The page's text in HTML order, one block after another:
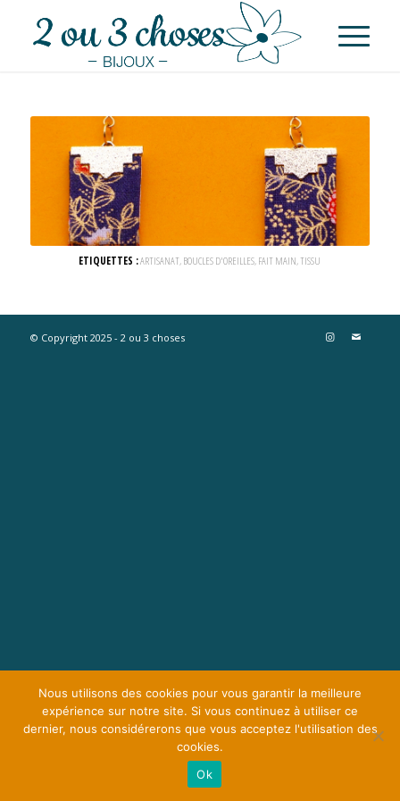
ETIQUETTES :ARTISANAT,BOUCLES D'OREILLES,FAIT MAIN,TISSU
© Copyright 2025 - 2 ou 3 choses
Nous utilisons des cookies pour vous garantir la meilleure
expérience sur notre site. Si vous continuez à utiliser ce
dernier, nous considérerons que vous acceptez l'utilisation des
cookies.
Ok